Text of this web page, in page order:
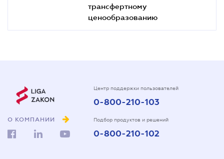
трансфертному
ценообразованию
О КОМПАНИИ
Центр поддержки пользователей
0-800-210-103
Подбор продуктов и решений
0-800-210-102